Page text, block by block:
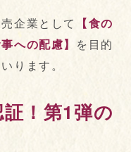
企業として
【食の
への配慮】 を目的
ります。
！第1弾の